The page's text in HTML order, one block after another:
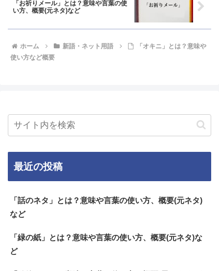
「お祈りメール」とは？意味や言葉の使
い方、概要(元ネタ)など
ホーム 新語・ネット用語
「オキニ」とは？意味や
使い方など概要
最近の投稿
「話のネタ」とは？意味や言葉の使い方、概要(元ネタ)
など
「緑の紙」とは？意味や言葉の使い方、概要(元ネタ)な
ど